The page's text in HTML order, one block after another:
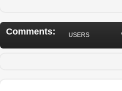
Comments: USERS